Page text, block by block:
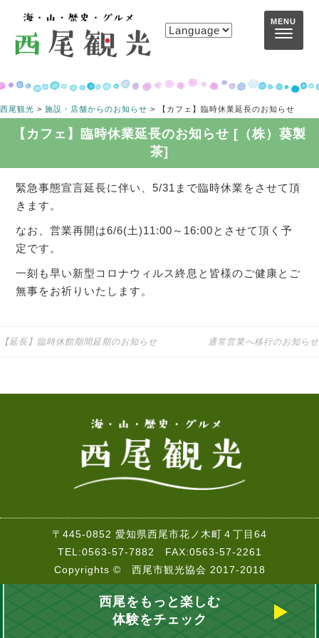
西尾をもっと楽しむ
体験をチェック
コンテンツへスキップ
西尾観光 > 施設・店舗からのお知らせ > 【カフェ】臨時休業延長のお知らせ
【カフェ】臨時休業延長のお知らせ [（株）葵製
茶]
緊急事態宣言延長に伴い、5/31まで臨時休業をさせて頂
きます。
なお、営業再開は6/6(土)11:00～16:00とさせて頂く予
定です。
一刻も早い新型コロナウィルス終息と皆様のご健康とご
無事をお祈りいたします。
【延長】臨時休館期間延期のお知らせ 通常営業へ移行のお知らせ
〒445-0852 愛知県西尾市花ノ木町４丁目64
TEL:0563-57-7882 FAX:0563-57-2261
Copyrights © 西尾市観光協会 2017-2018
MENU